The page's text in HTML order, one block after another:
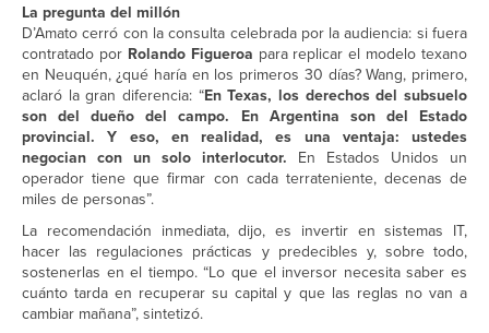
La pregunta del millón
D’Amato cerró con la consulta celebrada por la audiencia: si fuera
contratado por Rolando Figueroa para replicar el modelo texano
en Neuquén, ¿qué haría en los primeros 30 días? Wang, primero,
aclaró la gran diferencia: “En Texas, los derechos del subsuelo
son del dueño del campo. En Argentina son del Estado
provincial. Y eso, en realidad, es una ventaja: ustedes
negocian con un solo interlocutor. En Estados Unidos un
operador tiene que firmar con cada terrateniente, decenas de
miles de personas”.
La recomendación inmediata, dijo, es invertir en sistemas IT,
hacer las regulaciones prácticas y predecibles y, sobre todo,
sostenerlas en el tiempo. “Lo que el inversor necesita saber es
cuánto tarda en recuperar su capital y que las reglas no van a
cambiar mañana”, sintetizó.